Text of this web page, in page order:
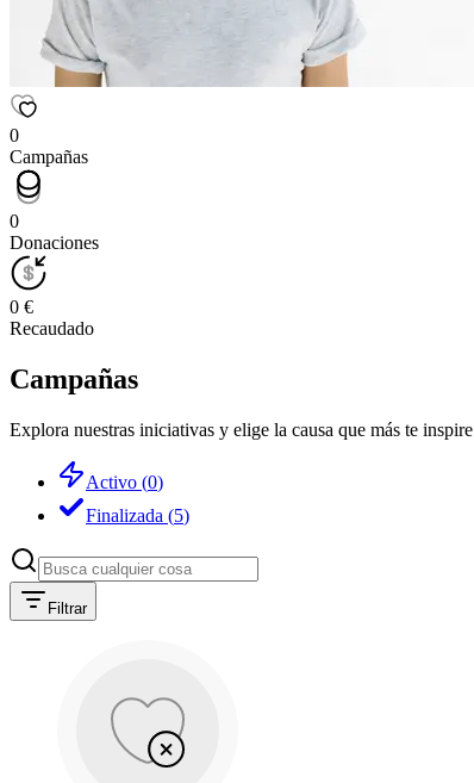
0
Campañas
0
Donaciones
0 €
Recaudado
Campañas
Explora nuestras iniciativas y elige la causa que más te inspire
Activo (0)
Finalizada (5)
Filtrar